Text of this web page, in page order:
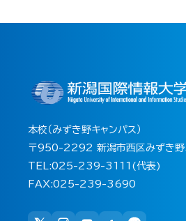
本校（みずき野キャンパス）
〒950-2292 新潟市西区みずき
TEL:025-239-3111(代表)
FAX:025-239-3690